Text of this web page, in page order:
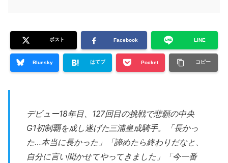
ポスト Facebook LINE
Bluesky はてブ Pocket コピー
デビュー18年目、127回目の挑戦で悲願の中央
G1初制覇を成し遂げた三浦皇成騎手。「長かっ
た…本当に長かった」「諦めたら終わりだなと、
自分に言い聞かせてやってきました」「今一番